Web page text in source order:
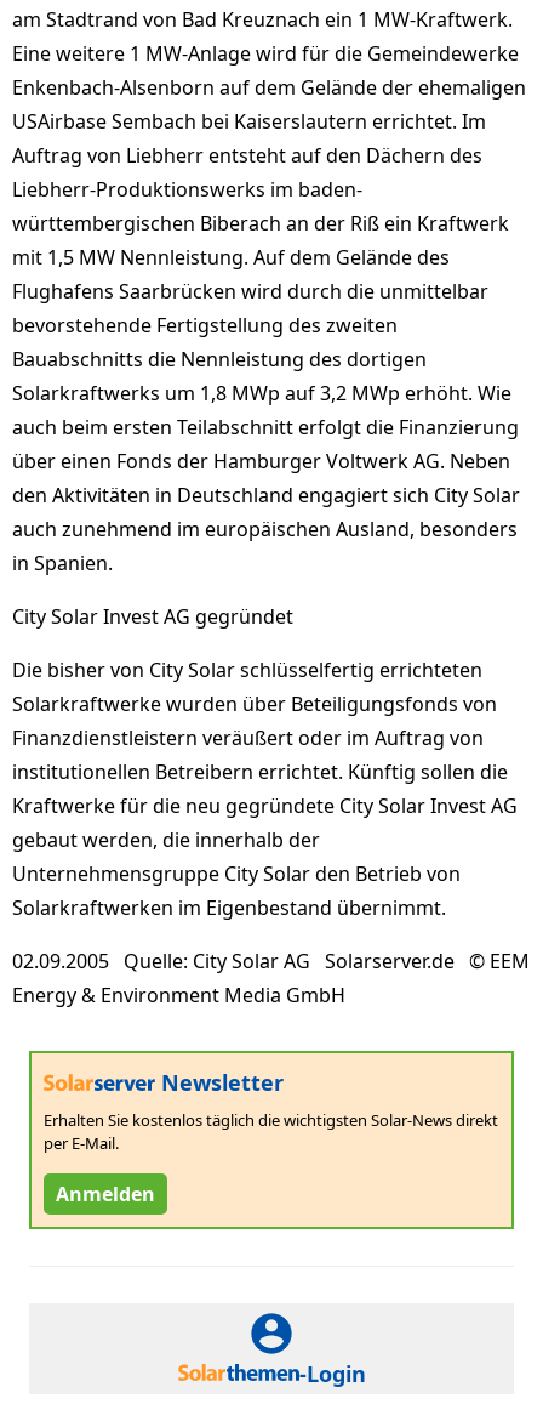
am Stadtrand von Bad Kreuznach ein 1 MW-Kraftwerk.
Eine weitere 1 MW-Anlage wird für die Gemeindewerke
Enkenbach-Alsenborn auf dem Gelände der ehemaligen
USAirbase Sembach bei Kaiserslautern errichtet. Im
Auftrag von Liebherr entsteht auf den Dächern des
Liebherr-Produktionswerks im baden-
württembergischen Biberach an der Riß ein Kraftwerk
mit 1,5 MW Nennleistung. Auf dem Gelände des
Flughafens Saarbrücken wird durch die unmittelbar
bevorstehende Fertigstellung des zweiten
Bauabschnitts die Nennleistung des dortigen
Solarkraftwerks um 1,8 MWp auf 3,2 MWp erhöht. Wie
auch beim ersten Teilabschnitt erfolgt die Finanzierung
über einen Fonds der Hamburger Voltwerk AG. Neben
den Aktivitäten in Deutschland engagiert sich City Solar
auch zunehmend im europäischen Ausland, besonders
in Spanien.
City Solar Invest AG gegründet
Die bisher von City Solar schlüsselfertig errichteten
Solarkraftwerke wurden über Beteiligungsfonds von
Finanzdienstleistern veräußert oder im Auftrag von
institutionellen Betreibern errichtet. Künftig sollen die
Kraftwerke für die neu gegründete City Solar Invest AG
gebaut werden, die innerhalb der
Unternehmensgruppe City Solar den Betrieb von
Solarkraftwerken im Eigenbestand übernimmt.
02.09.2005 Quelle: City Solar AG Solarserver.de © EEM
Energy & Environment Media GmbH
Newsletter
Erhalten Sie kostenlos täglich die wichtigsten Solar-News direkt
per E-Mail.
Anmelden
-Login